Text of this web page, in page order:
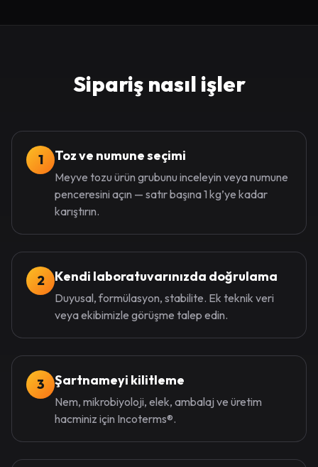
Sipariş nasıl işler
1 Toz ve numune seçimi
Meyve tozu ürün grubunu inceleyin veya numune
penceresini açın — satır başına 1 kg’ye kadar
karıştırın.
2 Kendi laboratuvarınızda doğrulama
Duyusal, formülasyon, stabilite. Ek teknik veri
veya ekibimizle görüşme talep edin.
3 Şartnameyi kilitleme
Nem, mikrobiyoloji, elek, ambalaj ve üretim
hacminiz için Incoterms®.